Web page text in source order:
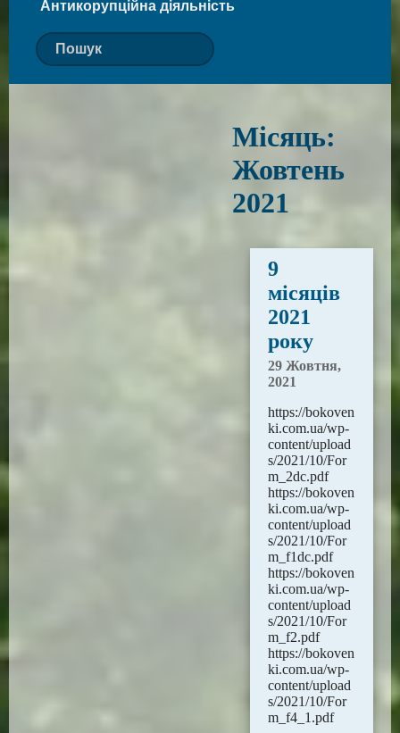
Антикорупційна діяльність
Місяць:
Жовтень
2021
9
місяців
2021
року
29 Жовтня,
2021
https://bokoven
ki.com.ua/wp-
content/upload
s/2021/10/For
m_2dc.pdf
https://bokoven
ki.com.ua/wp-
content/upload
s/2021/10/For
m_f1dc.pdf
https://bokoven
ki.com.ua/wp-
content/upload
s/2021/10/For
m_f2.pdf
https://bokoven
ki.com.ua/wp-
content/upload
s/2021/10/For
m_f4_1.pdf